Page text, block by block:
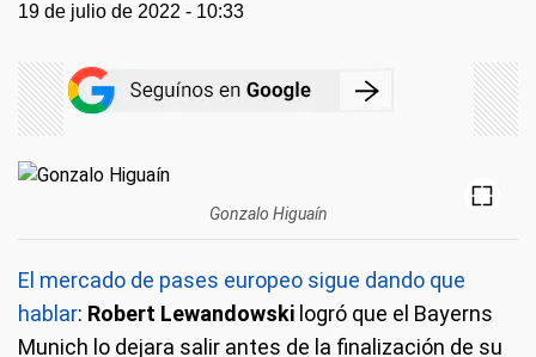
19 de julio de 2022 - 10:33
Gonzalo Higuaín
El mercado de pases europeo sigue dando que
hablar: Robert Lewandowski logró que el Bayerns
Munich lo dejara salir antes de la finalización de su